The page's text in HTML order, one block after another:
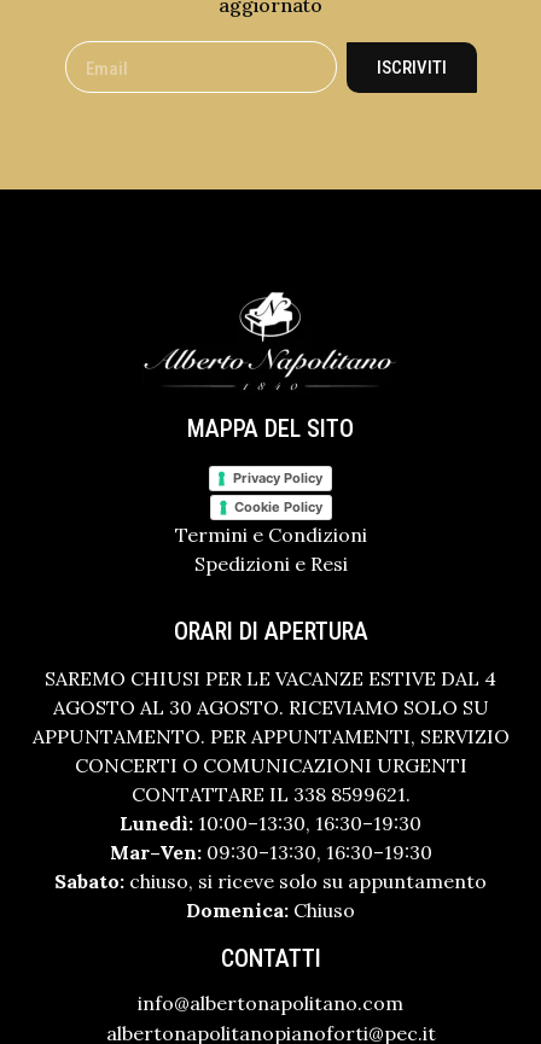
aggiornato
ISCRIVITI
MAPPA DEL SITO
Privacy Policy
Cookie Policy
Termini e Condizioni
Spedizioni e Resi
ORARI DI APERTURA
SAREMO CHIUSI PER LE VACANZE ESTIVE DAL 4
AGOSTO AL 30 AGOSTO. RICEVIAMO SOLO SU
APPUNTAMENTO. PER APPUNTAMENTI, SERVIZIO
CONCERTI O COMUNICAZIONI URGENTI
CONTATTARE IL 338 8599621.
Lunedì: 10:00–13:30, 16:30–19:30
Mar–Ven:09:30–13:30, 16:30–19:30
Sabato: chiuso, si riceve solo su appuntamento
Domenica: Chiuso
CONTATTI
info@albertonapolitano.com
albertonapolitanopianoforti@pec.it